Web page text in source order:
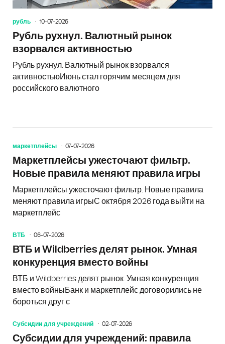
рубль 10-07-2026
Рубль рухнул. Валютный рынок
взорвался активностью
Рубль рухнул. Валютный рынок взорвался
активностьюИюнь стал горячим месяцем для
российского валютного
маркетплейсы 07-07-2026
Маркетплейсы ужесточают фильтр.
Новые правила меняют правила игры
Маркетплейсы ужесточают фильтр. Новые правила
меняют правила игрыС октября 2026 года выйти на
маркетплейс
ВТБ 06-07-2026
ВТБ и Wildberries делят рынок. Умная
конкуренция вместо войны
ВТБ и Wildberries делят рынок. Умная конкуренция
вместо войныБанк и маркетплейс договорились не
бороться друг с
Субсидии для учреждений 02-07-2026
Субсидии для учреждений: правила